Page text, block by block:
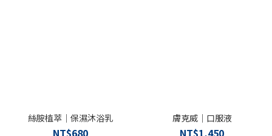
絲胺植萃｜保濕沐浴乳
NT$680
膚克威｜口服液
NT$1,450